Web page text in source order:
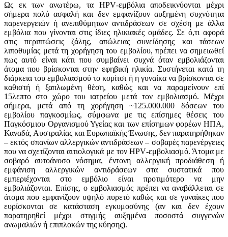
Ως εκ των ανωτέρω, τα HPV-εμβόλια αποδεικνύονται μέχρι
σήμερα πολύ ασφαλή και δεν εμφανίζουν αυξημένη συχνότητα
παρενεργειών ή ανεπιθύμητων αντιδράσεων σε σχέση με άλλα
εμβόλια που γίνονται στις ίδιες ηλικιακές ομάδες. Σε ό,τι αφορά
στις περιπτώσεις ζάλης, απώλειας συνείδησης και τάσεων
λιποθυμίας μετά τη χορήγηση του εμβολίου, πρέπει να σημειωθεί
πως αυτό είναι κάτι που συμβαίνει συχνά όταν εμβολιάζονται
άτομα που βρίσκονται στην εφηβική ηλικία. Συστήνεται κατά τη
διάρκεια του εμβολιασμού το κορίτσι ή η γυναίκα να βρίσκονται σε
καθιστή ή ξαπλωμένη θέση, καθώς και να παραμείνουν επί
15λεπτο στο χώρο του ιατρείου μετά τον εμβολιασμό. Μέχρι
σήμερα, μετά από τη χορήγηση ~125.000.000 δόσεων του
εμβολίου παγκοσμίως, σύμφωνα με τις επίσημες θέσεις του
Παγκόσμιου Οργανισμού Υγείας και των επίσημων φορέων ΗΠΑ,
Καναδά, Αυστραλίας και Ευρωπαϊκής Ένωσης, δεν παρατηρήθηκαν
– εκτός σπανίων αλλεργικών αντιδράσεων – σοβαρές παρενέργειες
που να σχετίζονται αιτιολογικά με τον HPV-εμβολιασμό. Άτομα με
σοβαρό αυτοάνοσο νόσημα, έντονη αλλεργική προδιάθεση ή
εμφάνιση αλλεργικών αντιδράσεων στα συστατικά που
εμπεριέχονται στο εμβόλιο είναι προτιμότερο να μην
εμβολιάζονται. Επίσης, ο εμβολιασμός πρέπει να αναβάλλεται σε
άτομα που εμφανίζουν υψηλό πυρετό καθώς και σε γυναίκες που
ευρίσκονται σε κατάσταση εγκυμοσύνης (αν και δεν έχουν
παρατηρηθεί μέχρι στιγμής αυξημένα ποσοστά συγγενών
ανωμαλιών ή επιπλοκών της κύησης).